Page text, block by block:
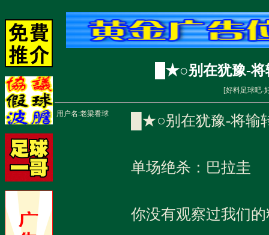
█★○别在犹豫-
[好料足球吧-
用户名:老梁看球 █★○别在犹豫-将
单场绝杀：巴拉圭
你没有观察过我们